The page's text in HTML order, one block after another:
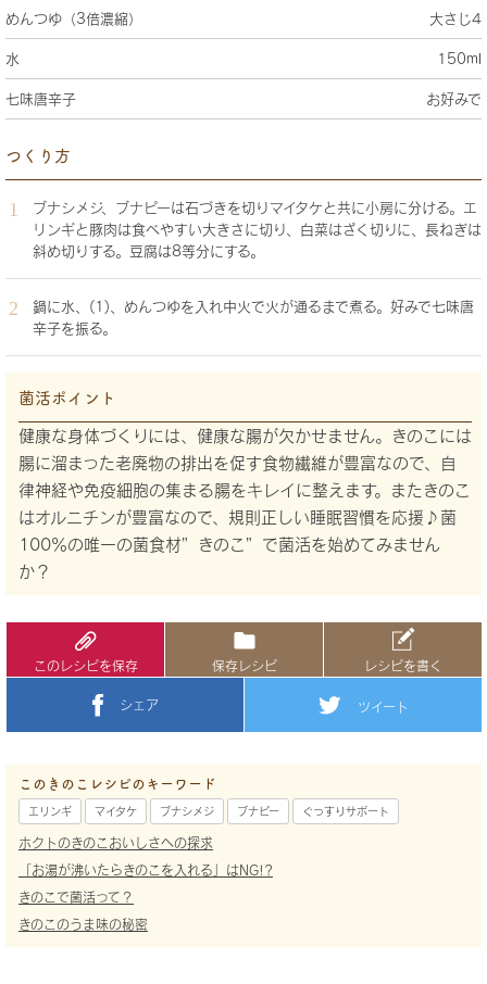
めんつゆ（3倍濃縮） 大さじ4
水 150ml
七味唐辛子 お好みで
つくり方
ブナシメジ、ブナピーは石づきを切りマイタケと共に小房に分ける。エ
リンギと豚肉は食べやすい大きさに切り、白菜はざく切りに、長ねぎは
斜め切りする。豆腐は8等分にする。
鍋に水、(1)、めんつゆを入れ中火で火が通るまで煮る。好みで七味唐
辛子を振る。
菌活ポイント
健康な身体づくりには、健康な腸が欠かせません。きのこには
腸に溜まった老廃物の排出を促す食物繊維が豊富なので、自
律神経や免疫細胞の集まる腸をキレイに整えます。またきのこ
はオルニチンが豊富なので、規則正しい睡眠習慣を応援♪菌
100％の唯一の菌食材”きのこ”で菌活を始めてみません
か？
このレシピを保存 保存レシピ レシピを書く
シェア ツイート
このきのこレシピのキーワード
エリンギ マイタケ ブナシメジ ブナピー ぐっすりサポート
ホクトのきのこおいしさへの探求
「お湯が沸いたらきのこを入れる」はNG!?
きのこで菌活って？
きのこのうま味の秘密